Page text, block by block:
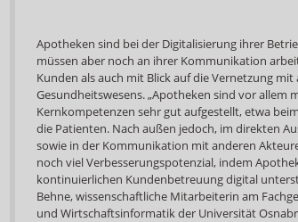
Apotheken sind bei der Digitalisierung ihrer
müssen aber noch an ihrer Kommunikation
Kunden als auch mit Blick auf die Vernetzung
Gesundheitswesens. „Apotheken sind vor allem
Kernkompetenzen sehr gut aufgestellt, etwa
die Patienten. Nach außen jedoch, im direkten
sowie in der Kommunikation mit anderen
noch viel Verbesserungspotenzial, indem
kontinuierlichen Kundenbetreuung digital
Behne, wissenschaftliche Mitarbeiterin am
und Wirtschaftsinformatik der Universität